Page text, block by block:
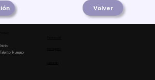
Volver
Inicio
Talento Humano